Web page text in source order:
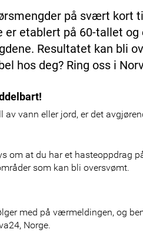
på svært kort
etablert på 60-tallet
Resultatet kan bli
hos deg? Ring oss i
av vann eller jord, er det
om at du har et hasteoppdrag
som kan bli oversvømt.
med på værmeldingen, og
Norge.